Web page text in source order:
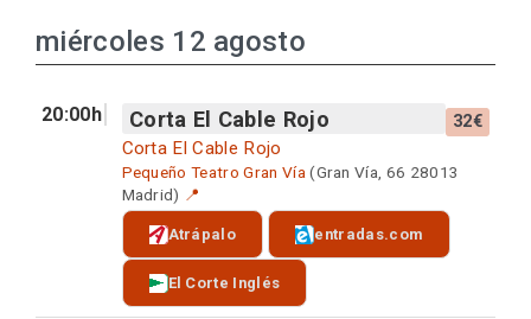
miércoles 12 agosto
20:00h Corta El Cable Rojo 32€
Corta El Cable Rojo
Pequeño Teatro Gran Vía (Gran Vía, 66 28013
Madrid) 📍
Atrápalo entradas.com
El Corte Inglés